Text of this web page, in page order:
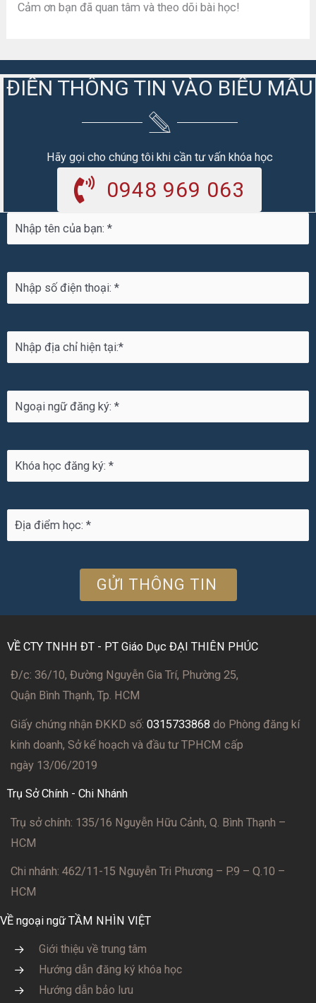
Cảm ơn bạn đã quan tâm và theo dõi bài học!
ĐIỀN THÔNG TIN VÀO BIỂU MẪU
Hãy gọi cho chúng tôi khi cần tư vấn khóa học
0948 969 063
VỀ CTY TNHH ĐT - PT Giáo Dục ĐẠI THIÊN PHÚC
Đ/c: 36/10, Đường Nguyễn Gia Trí, Phường 25,
Quận Bình Thạnh, Tp. HCM
Giấy chứng nhận ĐKKD số: 0315733868 do Phòng đăng kí
kinh doanh, Sở kế hoạch và đầu tư TPHCM cấp
ngày 13/06/2019
Trụ Sở Chính - Chi Nhánh
Trụ sở chính: 135/16 Nguyễn Hữu Cảnh, Q. Bình Thạnh –
HCM
Chi nhánh: 462/11-15 Nguyễn Tri Phương – P.9 – Q.10 –
HCM
VỀ ngoại ngữ TẦM NHÌN VIỆT
Giới thiệu về trung tâm
Hướng dẫn đăng ký khóa học
Hướng dẫn bảo lưu